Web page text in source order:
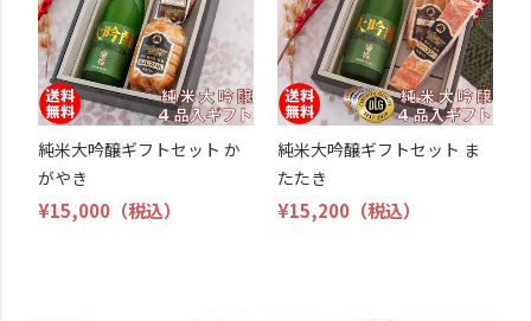
純米大吟醸ギフトセット か
がやき
¥15,000 （税込）
純米大吟醸ギフトセット ま
たたき
¥15,200 （税込）